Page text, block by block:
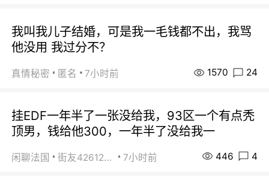
我叫我儿子结婚，可是我一毛钱都不出，我骂
他没用 我过分不？
真情秘密 匿名 7小时前 1570 24
挂EDF一年半了一张没给我，93区一个有点秃
顶男，钱给他300，一年半了没给我一
闲聊法国 街友42612092 7小时前 446 4